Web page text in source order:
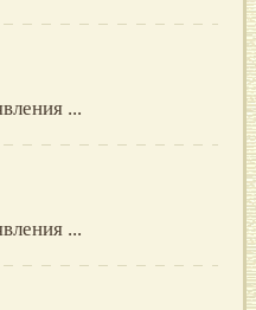
...
...